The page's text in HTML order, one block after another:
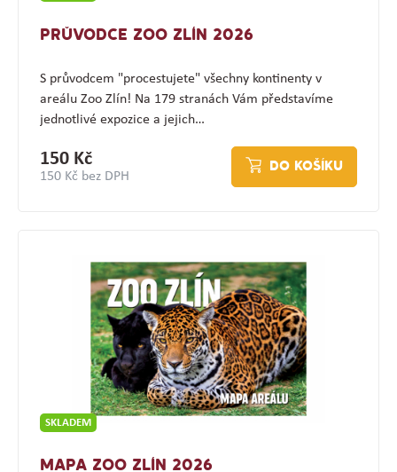
PRŮVODCE ZOO ZLÍN 2026
S průvodcem "procestujete" všechny kontinenty v
areálu Zoo Zlín! Na 179 stranách Vám představíme
jednotlivé expozice a jejich…
150 Kč
150 Kč bez DPH
DO KOŠÍKU
SKLADEM
MAPA ZOO ZLÍN 2026